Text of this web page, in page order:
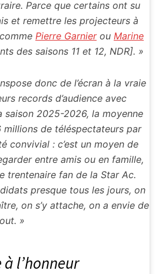
Parce que certains ont su
et remettre les projecteurs à
Pierre Garnierou Marine
des saisons 11 et 12, NDR]. »
donc de l’écran à la vraie
records d’audience avec
saison 2025-2026, la moyenne
millions de téléspectateurs par
convivial : c’est un moyen de
entre amis ou en famille,
trentenaire fan de la Star Ac.
presque tous les jours, on
on s’y attache, on a envie de
»
l’honneur